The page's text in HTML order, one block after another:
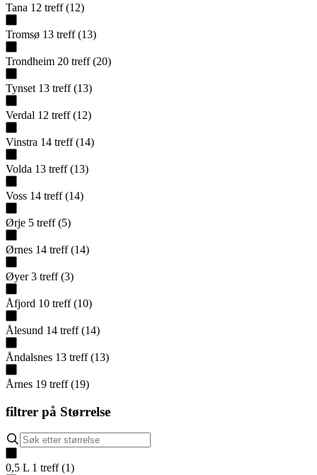
Tana 12 treff (12)
Tromsø 13 treff (13)
Trondheim 20 treff (20)
Tynset 13 treff (13)
Verdal 12 treff (12)
Vinstra 14 treff (14)
Volda 13 treff (13)
Voss 14 treff (14)
Ørje 5 treff (5)
Ørnes 14 treff (14)
Øyer 3 treff (3)
Åfjord 10 treff (10)
Ålesund 14 treff (14)
Åndalsnes 13 treff (13)
Årnes 19 treff (19)
filtrer på Størrelse
0,5 L 1 treff (1)